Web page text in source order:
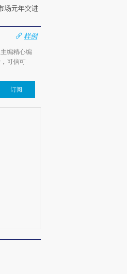
场元年突进
样例
编精心编
可信可
订阅